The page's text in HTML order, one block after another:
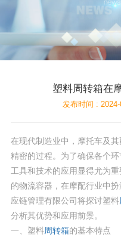
塑料周转箱在
发布时间 : 2024-
在现代制造业中，摩托车及
精密的过程。为了确保各个
工具和技术的应用显得尤为
的物流容器，在摩配行业中
应链管理有限公司将探讨塑料
分析其优势和应用前景。
一、塑料周转箱的基本特点